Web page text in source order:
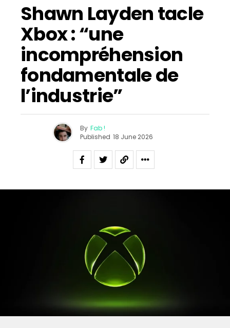
Shawn Layden tacle
Xbox : “une
incompréhension
fondamentale de
l’industrie”
By Fab !
Published 18 June 2026